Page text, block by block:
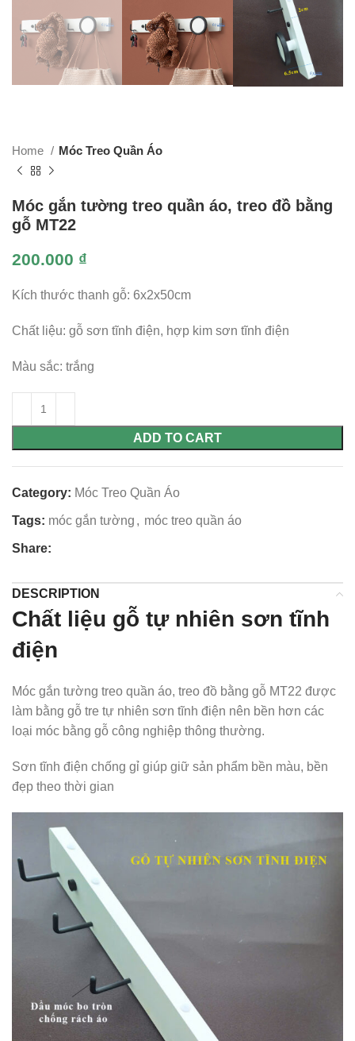
Home Móc Treo Quần Áo
Móc gắn tường treo quần áo, treo đồ bằng
gỗ MT22
200.000 ₫
Kích thước thanh gỗ: 6x2x50cm
Chất liệu: gỗ sơn tĩnh điện, hợp kim sơn tĩnh điện
Màu sắc: trắng
ADD TO CART
Category: Móc Treo Quần Áo
Tags: móc gắn tường , móc treo quần áo
Share:
DESCRIPTION
Chất liệu gỗ tự nhiên sơn tĩnh
điện
Móc gắn tường treo quần áo, treo đồ bằng gỗ MT22 được
làm bằng gỗ tre tự nhiên sơn tĩnh điện nên bền hơn các
loại móc bằng gỗ công nghiệp thông thường.
Sơn tĩnh điện chống gỉ giúp giữ sản phẩm bền màu, bền
đẹp theo thời gian